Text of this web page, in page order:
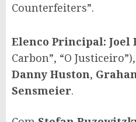
Counterfeiters”.
Elenco Principal: Joel
Carbon”, “O Justiceiro”),
Danny Huston,
Sensmeier.